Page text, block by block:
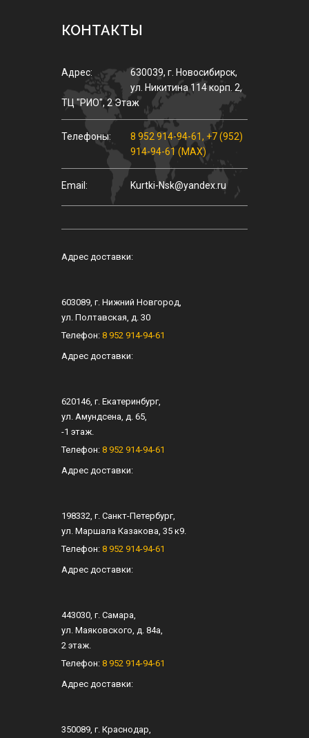
КОНТАКТЫ
Адрес: 630039, г. Новосибирск,
ул. Никитина 114 корп. 2,
ТЦ "РИО", 2 Этаж
Телефоны: 8 952 914-94-61, +7 (952)
914-94-61 (MAX)
Email: Kurtki-Nsk@yandex.ru
Адрес доставки:
603089 , г. Нижний Новгород
ул. Полтавская, д. 30
Телефон: 8 952 914-94-61
Адрес доставки:
620146 , г. Екатеринбург,
ул. Амундсена, д. 65
-1 этаж.
Телефон: 8 952 914-94-61
Адрес доставки:
198332 , г. Санкт-Петербург,
ул. Маршала Казакова, 35 к9
Телефон: 8 952 914-94-61
Адрес доставки:
443030 , г. Самара
ул. Маяковского, д. 84а
2 этаж.
Телефон: 8 952 914-94-61
Адрес доставки:
350089 , г. Краснодар